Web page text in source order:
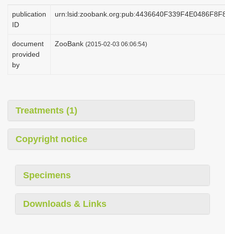
t
i
n
publication
ID
document
provided
by
ZooBank (2015-02-03 06:06:54)
Treatments (1)
Copyright notice
Specimens
Downloads & Links